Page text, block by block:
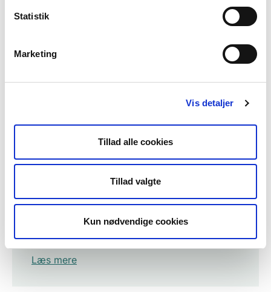
Statistik
Marketing
Vis detaljer
Tillad alle cookies
Tillad valgte
Kun nødvendige cookies
Overdragelser af brugte anlæg
Læs mere
Miljøstyrelsens tilrettelæggelse af
Læs mere